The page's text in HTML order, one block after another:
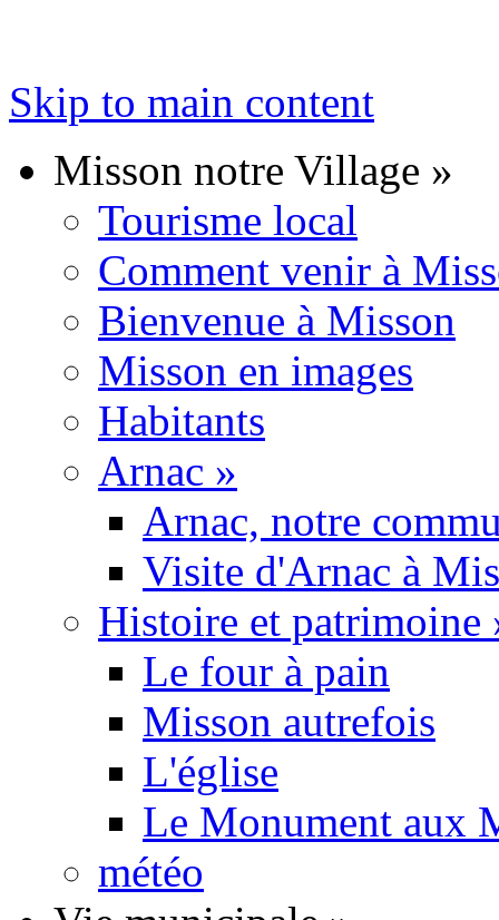
Skip to main content
Misson notre Village »
Tourisme local
Comment venir à
Bienvenue à Misson
Misson en images
Habitants
Arnac »
Arnac, notre
Visite d'Arnac à
Histoire et patrimoine
Le four à pain
Misson autrefois
L'église
Le Monument aux
météo